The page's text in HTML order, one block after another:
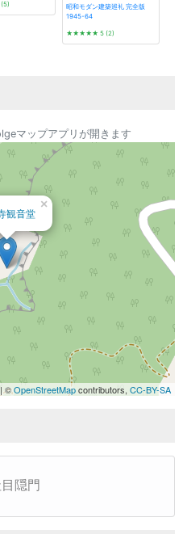
昭和モダン建築巡礼 完全版
1945-64
★★★★★5 (2)
マップアプリが開きます
観音堂
×
| ©OpenStreetMapcontributors, CC-BY-SA
隠門